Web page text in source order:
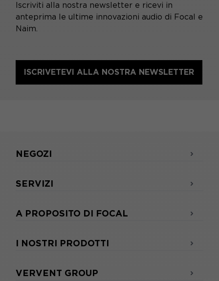
Iscriviti alla nostra newsletter e ricevi in
anteprima le ultime innovazioni audio di Focal e
Naim.
ISCRIVETEVI ALLA NOSTRA NEWSLETTER
NEGOZI
SERVIZI
A PROPOSITO DI FOCAL
I NOSTRI PRODOTTI
VERVENT GROUP